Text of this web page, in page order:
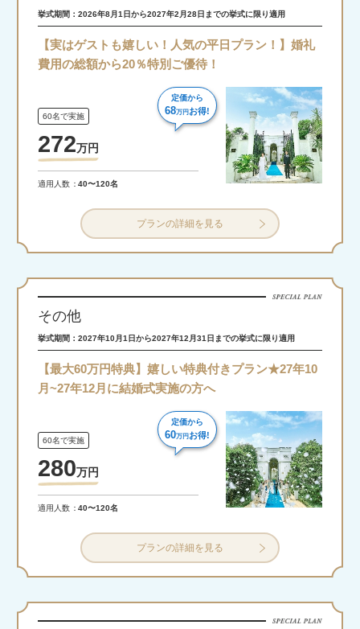
挙式期間：2026年8月1日から2027年2月28日までの挙式に限り適用
【実はゲストも嬉しい！人気の平日プラン！】婚礼
費用の総額から20％特別ご優待！
60名で実施
272万円
定価から
68万円お得!
適用人数 40〜120名
プランの詳細を見る
その他
挙式期間：2027年10月1日から2027年12月31日までの挙式に限り適用
【最大60万円特典】嬉しい特典付きプラン★27年10
月~27年12月に結婚式実施の方へ
60名で実施
280万円
定価から
60万円お得!
適用人数 40〜120名
プランの詳細を見る